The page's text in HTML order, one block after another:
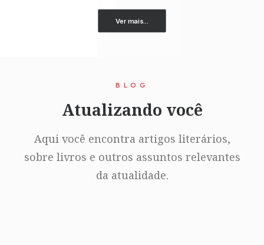
Ver mais...
BLOG
Atualizando você
Aqui você encontra artigos literários,
sobre livros e outros assuntos relevantes
da atualidade.